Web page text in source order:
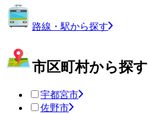
路線・駅から探す
市区町村から探す
宇都宮市
佐野市